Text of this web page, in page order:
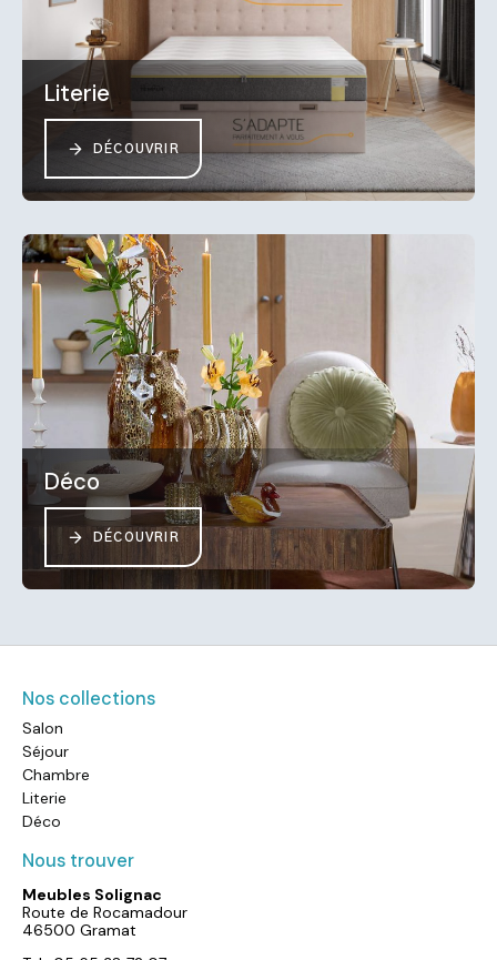
Literie
DÉCOUVRIR
Déco
DÉCOUVRIR
Nos collections
Salon
Séjour
Chambre
Literie
Déco
Nous trouver
Meubles Solignac
Route de Rocamadour
46500 Gramat